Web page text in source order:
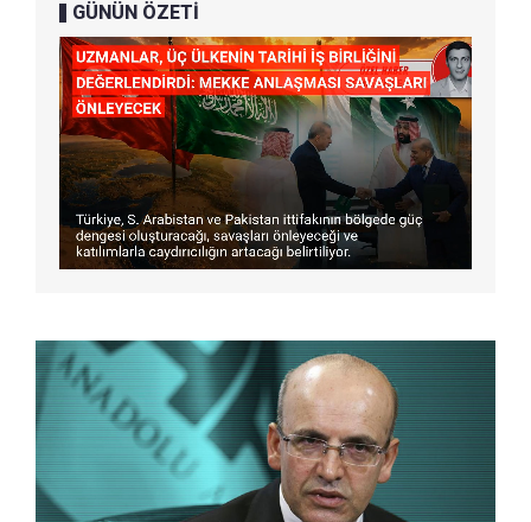
GÜNÜN ÖZETİ